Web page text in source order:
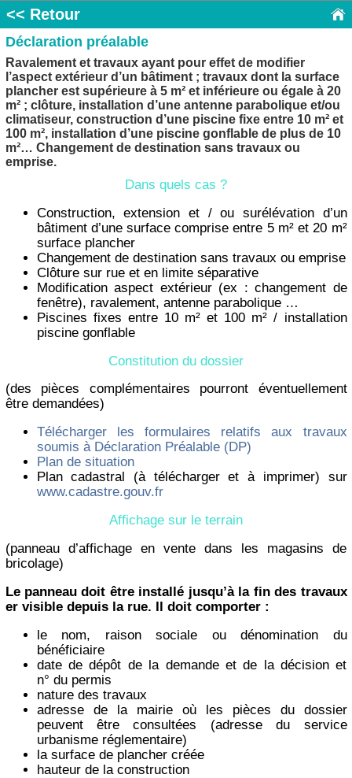
<< Retour
Déclaration préalable
Ravalement et travaux ayant pour effet de modifier
l’aspect extérieur d’un bâtiment ; travaux dont la surface
plancher est supérieure à 5 m² et inférieure ou égale à 20
m² ; clôture, installation d’une antenne parabolique et/ou
climatiseur, construction d’une piscine fixe entre 10 m² et
100 m², installation d’une piscine gonflable de plus de 10
m²… Changement de destination sans travaux ou
emprise.
Dans quels cas ?
Construction, extension et / ou surélévation d’un
bâtiment d’une surface comprise entre 5 m² et 20 m²
surface plancher
Changement de destination sans travaux ou emprise
Clôture sur rue et en limite séparative
Modification aspect extérieur (ex : changement de
fenêtre), ravalement, antenne parabolique …
Piscines fixes entre 10 m² et 100 m² / installation
piscine gonflable
Constitution du dossier
(des pièces complémentaires pourront éventuellement
être demandées)
Télécharger les formulaires relatifs aux travaux
soumis à Déclaration Préalable (DP)
Plan de situation
Plan cadastral (à télécharger et à imprimer) sur
www.cadastre.gouv.fr
Affichage sur le terrain
(panneau d’affichage en vente dans les magasins de
bricolage)
Le panneau doit être installé jusqu’à la fin des travaux
er visible depuis la rue. Il doit comporter :
le nom, raison sociale ou dénomination du
bénéficiaire
date de dépôt de la demande et de la décision et
n° du permis
nature des travaux
adresse de la mairie où les pièces du dossier
peuvent être consultées (adresse du service
urbanisme réglementaire)
la surface de plancher créée
hauteur de la construction